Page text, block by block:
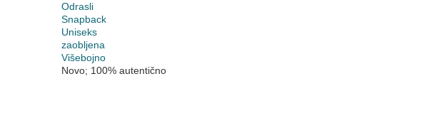
Odrasli
Snapback
Uniseks
zaobljena
Višebojno
Novo; 100% autentično